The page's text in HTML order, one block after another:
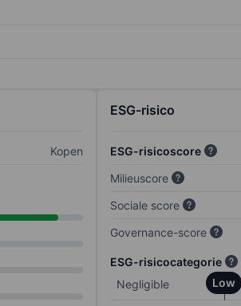
Kopen
ESG-risico
ESG-risicoscore
Milieuscore
Sociale score
Governance-score
ESG-risicocategorie
Negligible
Low